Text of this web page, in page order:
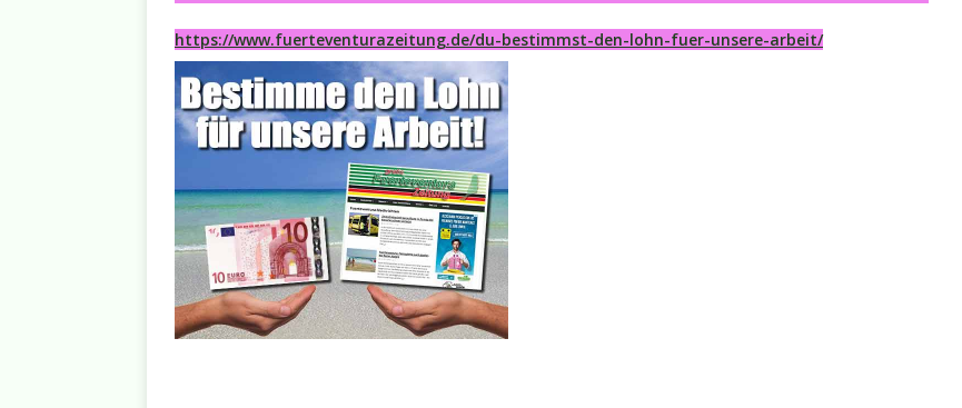
https://www.fuerteventurazeitung.de/du-bestimmst-den-lohn-fuer-unsere-arbeit/